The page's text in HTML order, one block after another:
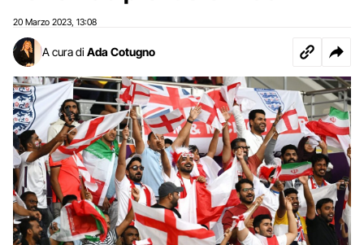
20 Marzo 2023 13:08
A cura di Ada Cotugno